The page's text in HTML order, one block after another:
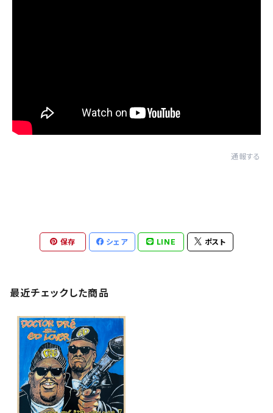
通報する
保存 シェア LINE ポスト
最近チェックした商品